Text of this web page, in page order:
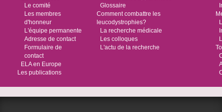
Le comité
Les membres
d'honneur
L'équipe permanente
Adresse de contact
Formulaire de
contact
ELA en Europe
Les publications
Glossaire
Comment combattre les
leucodystrophies?
La recherche médicale
Les colloques
L'actu de la recherche